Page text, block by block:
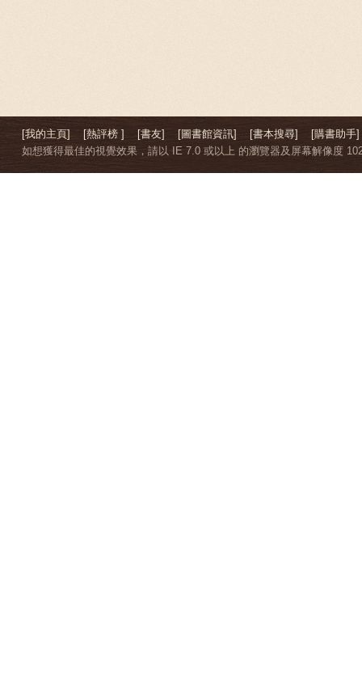
[我的主頁] [熱評榜 ] [書友] [圖書館資訊] [書本搜尋]
[購書助手]
如想獲得最佳的視覺效果，請以 IE 7.0 或以上 的瀏覽器及屏幕解像度